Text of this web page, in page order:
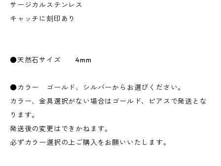
サージカルステンレス
キャッチに刻印あり
●天然石サイズ 4mm
●カラー ゴールド、シルバーからお選びください。
カラー、金具選択がない場合はゴールド、ピアスで発送とな
ります。
発送後の変更はできかねます。
必ずカラー選択の上ご購入をお願いいたします。